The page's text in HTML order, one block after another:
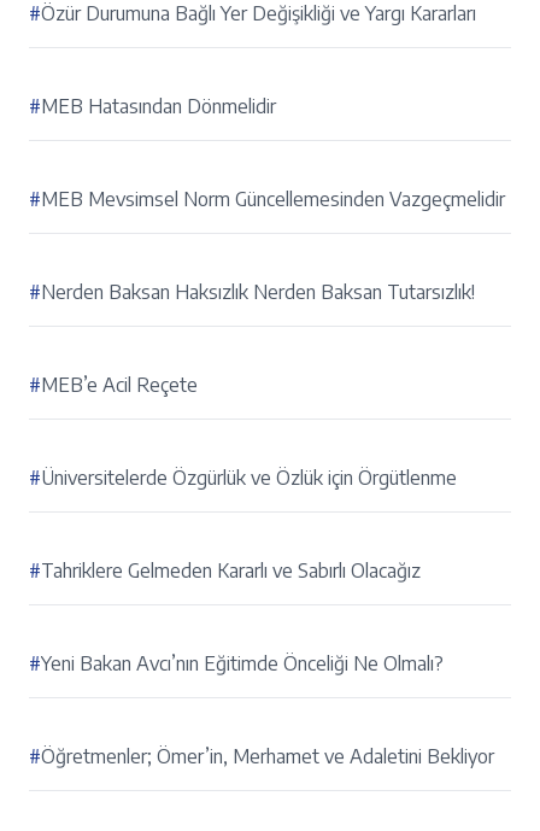
#Özür Durumuna Bağlı Yer Değişikliği ve Yargı Kararları
#MEB Hatasından Dönmelidir
#MEB Mevsimsel Norm Güncellemesinden Vazgeçmelidir
#Nerden Baksan Haksızlık Nerden Baksan Tutarsızlık!
#MEB’e Acil Reçete
#Üniversitelerde Özgürlük ve Özlük için Örgütlenme
#Tahriklere Gelmeden Kararlı ve Sabırlı Olacağız
#Yeni Bakan Avcı’nın Eğitimde Önceliği Ne Olmalı?
#Öğretmenler; Ömer’in, Merhamet ve Adaletini Bekliyor